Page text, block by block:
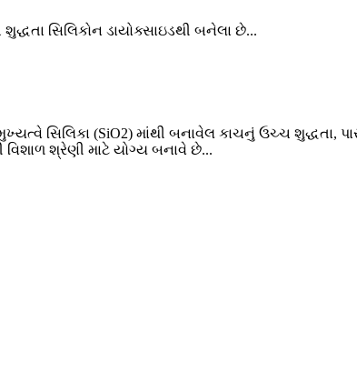
સિલિકોન ડાયોક્સાઇડથી બનેલા છે...
સિલિકા (SiO2) માંથી બનાવેલ કાચનું ઉચ્ચ શુદ્ધતા,
શ્રેણી માટે યોગ્ય બનાવે છે...